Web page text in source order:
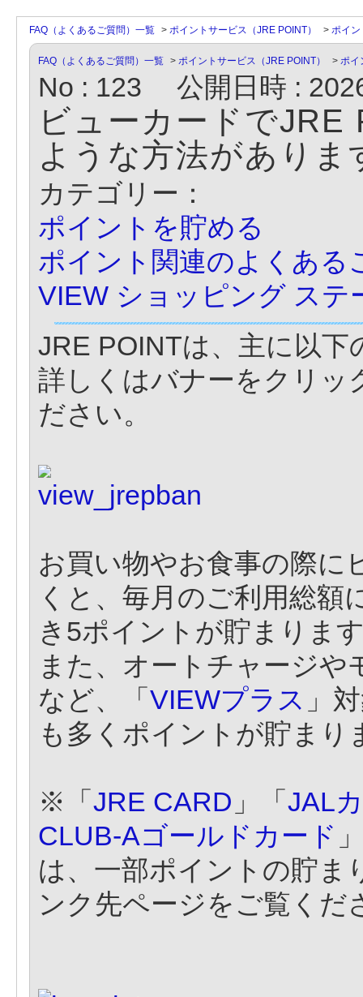
FAQ（よくあるご質問）一覧 > ポイントサービス（JRE POINT） > ポイン
FAQ（よくあるご質問）一覧 > ポイントサービス（JRE POINT） > ポイ
No : 123 公開日時 :
ビューカードで
ような方法がありま
カテゴリー：
ポイントを貯める
ポイント関連のよくある
VIEW ショッピング ス
JRE POINTは、主に以
詳しくはバナーをクリッ
ださい。
お買い物やお食事の際に
くと、毎月のご利用総額
き5ポイントが貯まりま
また、オートチャージや
など、「 VIEWプラス 」
も多くポイントが貯まり
※「 JRE CARD 」「 JAL
CLUB-Aゴールドカード
は、一部ポイントの貯ま
ンク先ページをご覧くだ